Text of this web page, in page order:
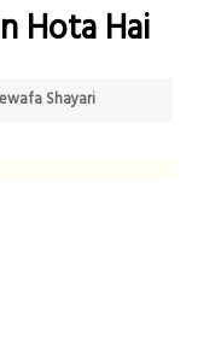
Hota Hai
Shayari